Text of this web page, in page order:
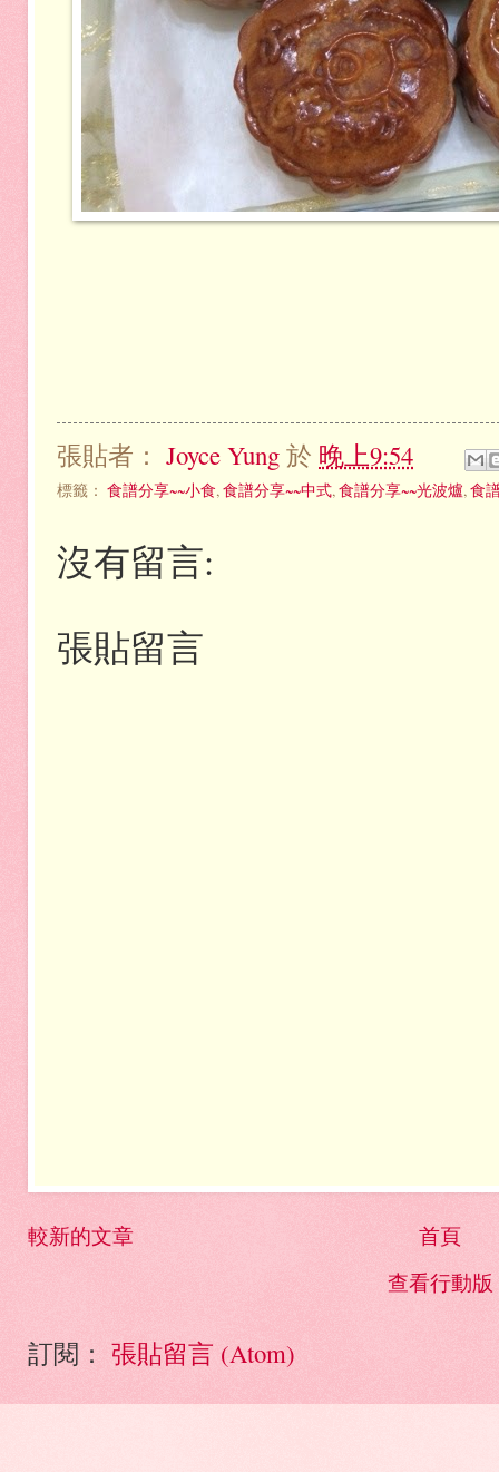
張貼者： Joyce Yung 於 晚上9:54
標籤： 食譜分享~~小食, 食譜分享~~中式, 食譜分享~~光波爐, 食
沒有留言:
張貼留言
較新的文章
首頁
查看行動版
訂閱： 張貼留言 (Atom)